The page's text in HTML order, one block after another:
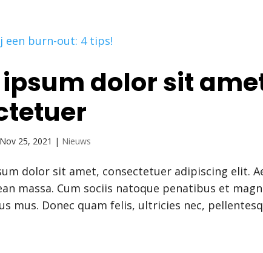
dolor sit
Nov 25, 2021 | Nieuws
dolor sit amet, consectetuer adipiscing elit.
massa. Cum sociis natoque penatibus et
mus. Donec quam felis, ultricies nec,